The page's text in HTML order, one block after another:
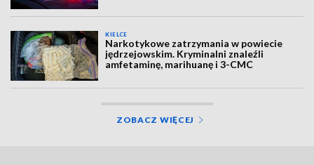
KIELCE
Narkotykowe zatrzymania w powiecie
jędrzejowskim. Kryminalni znaleźli
amfetaminę, marihuanę i 3-CMC
ZOBACZ WIĘCEJ